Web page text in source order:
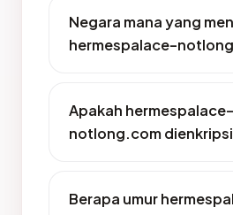
Negara mana yang
hermespalace-
Apakah hermespalace-
notlong.com
Berapa umur